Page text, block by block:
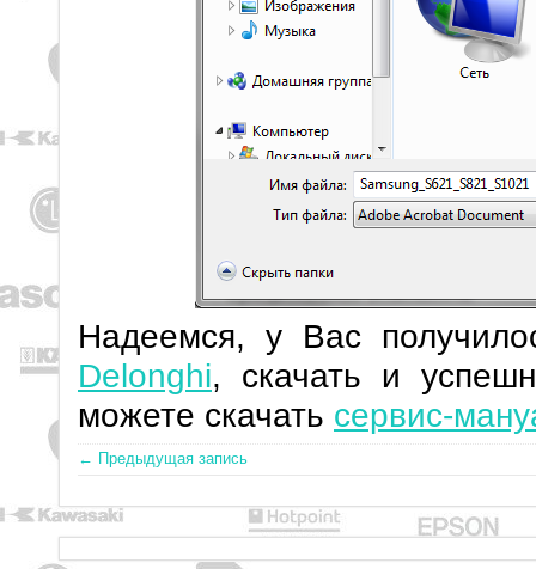
Надеемся, у Вас
Delonghi, скачать и
можете скачать сервис-
← Предыдущая запись